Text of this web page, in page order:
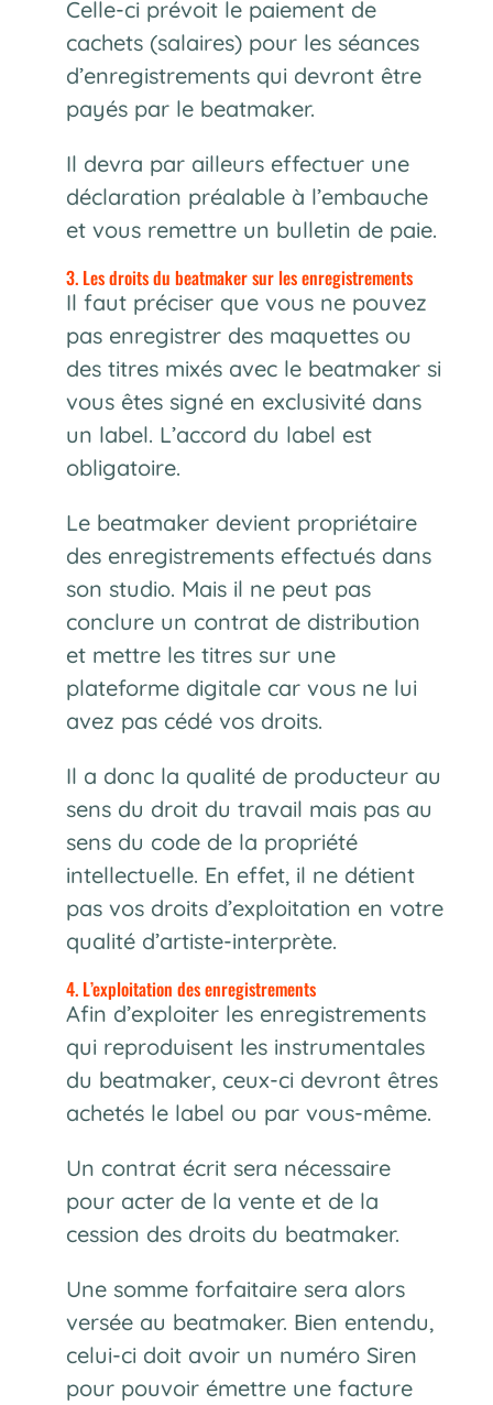
Celle-ci prévoit le paiement de
cachets (salaires) pour les séances
d’enregistrements qui devront être
payés par le beatmaker.
Il devra par ailleurs effectuer une
déclaration préalable à l’embauche
et vous remettre un bulletin de paie.
3. Les droits du beatmaker sur les enregistrements
Il faut préciser que vous ne pouvez
pas enregistrer des maquettes ou
des titres mixés avec le beatmaker si
vous êtes signé en exclusivité dans
un label. L’accord du label est
obligatoire.
Le beatmaker devient propriétaire
des enregistrements effectués dans
son studio. Mais il ne peut pas
conclure un contrat de distribution
et mettre les titres sur une
plateforme digitale car vous ne lui
avez pas cédé vos droits.
Il a donc la qualité de producteur au
sens du droit du travail mais pas au
sens du code de la propriété
intellectuelle. En effet, il ne détient
pas vos droits d’exploitation en votre
qualité d’artiste-interprète.
4. L’exploitation des enregistrements
Afin d’exploiter les enregistrements
qui reproduisent les instrumentales
du beatmaker, ceux-ci devront êtres
achetés le label ou par vous-même.
Un contrat écrit sera nécessaire
pour acter de la vente et de la
cession des droits du beatmaker.
Une somme forfaitaire sera alors
versée au beatmaker. Bien entendu,
celui-ci doit avoir un numéro Siren
pour pouvoir émettre une facture